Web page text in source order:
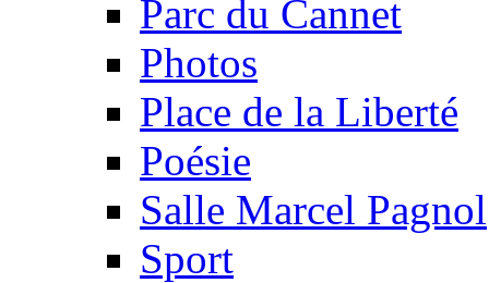
Parc du Cannet
Photos
Place de la Liberté
Poésie
Salle Marcel Pagnol
Sport